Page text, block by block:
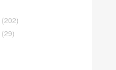
(202)
(29)